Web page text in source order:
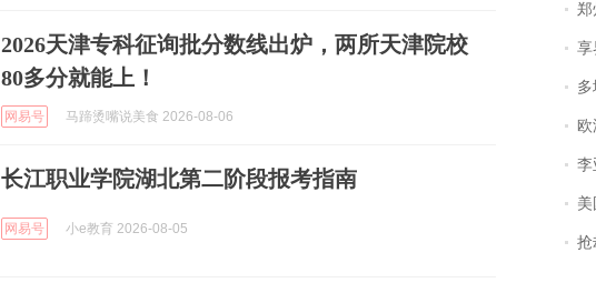
2026天津专科征询批分数线出炉，两所天津院校
80多分就能上！
网易号 马蹄烫嘴说美食 2026-08-06
长江职业学院湖北第二阶段报考指南
网易号 小e教育 2026-08-05
郑州一
享
欧
李亚鹏
抢劫